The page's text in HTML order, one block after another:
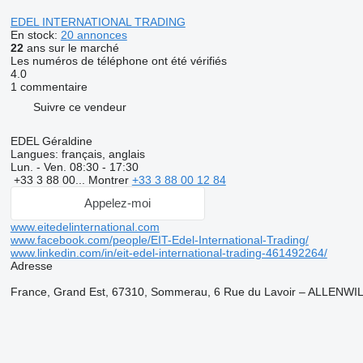
EDEL INTERNATIONAL TRADING
En stock: 20 annonces
22ans sur le marché
Les numéros de téléphone ont été vérifiés
4.0
1 commentaire
Suivre ce vendeur
EDEL Géraldine
Langues: français, anglais
Lun. - Ven. 08:30 - 17:30
+33 3 88 00... Montrer +33 3 88 00 12 84
Appelez-moi
www.eitedelinternational.com
www.facebook.com/people/EIT-Edel-International-Trading/
www.linkedin.com/in/eit-edel-international-trading-461492264/
Adresse
France, Grand Est, 67310, Sommerau, 6 Rue du Lavoir –